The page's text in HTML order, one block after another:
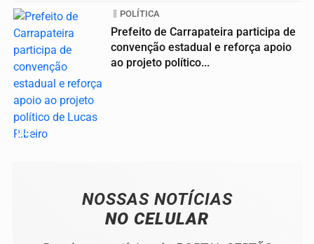
04
POLÍTICA
Prefeito de Carrapateira participa de
convenção estadual e reforça apoio
ao projeto político...
NOSSAS NOTÍCIAS
NO CELULAR